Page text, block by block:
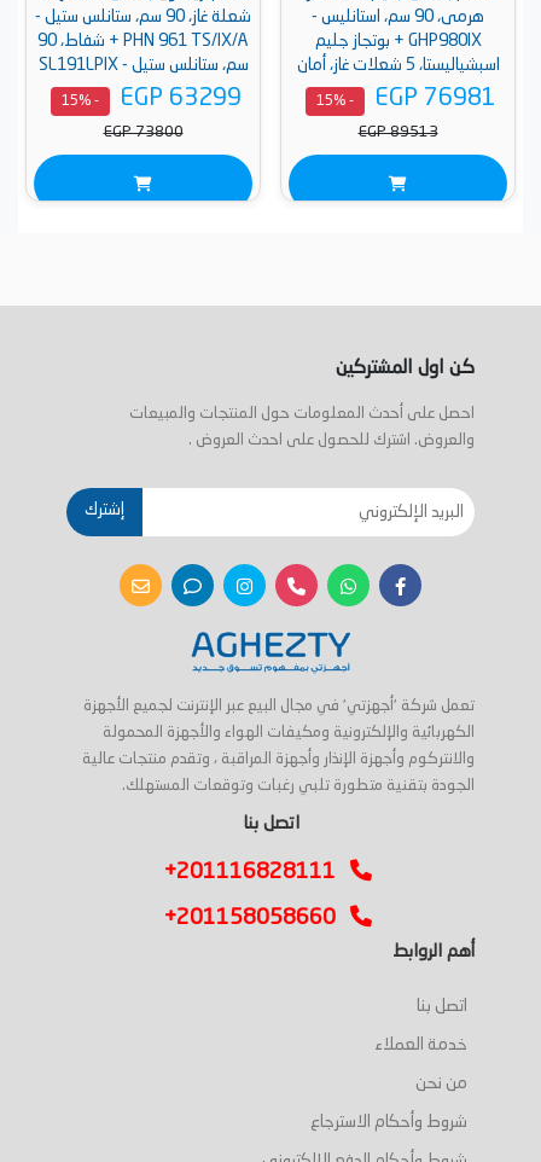
هرمى، 90 سم، استانليس -
GHP980IX + بوتجاز جليم
اسبشياليستا، 5 شعلات غاز، أمان
كامل، حوامل من الحديد الزهر،
EGP 76981
- 15%
EGP 89513
شعلة غاز، 90 سم، ستانلس ستيل -
PHN 961 TS/IX/A + شفاط، 90
سم، ستانلس ستيل - SL191LPIX
+ فرن غاز مع شواية غاز، 62 لتر،
ديجيتال، 60 سم، فضي / أسود -
GS3 3Y4 30 IX A
EGP 63299
- 15%
EGP 73800
كن اول المشتركين
احصل على أحدث المعلومات حول المنتجات والمبيعات
والعروض. اشترك للحصول على احدث العروض .
إشترك
تعمل شركة 'أجهزتي' في مجال البيع عبر الإنترنت لجميع الأجهزة
الكهربائية والإلكترونية ومكيفات الهواء والأجهزة المحمولة
والانتركوم وأجهزة الإنذار وأجهزة المراقبة ، وتقدم منتجات عالية
الجودة بتقنية متطورة تلبي رغبات وتوقعات المستهلك.
اتصل بنا
+201116828111
+201158058660
أهم الروابط
اتصل بنا
خدمة العملاء
من نحن
شروط وأحكام الاسترجاع